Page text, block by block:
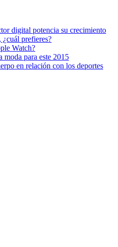
digital potencia su crecimiento
prefieres?
Watch?
moda para este 2015
en relación con los deportes